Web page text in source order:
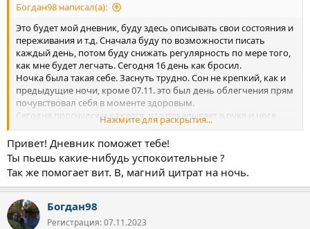
Богдан98 написал(а):
Это будет мой дневник, буду здесь описывать свои состояния и
переживания и т.д. Сначала буду по возможности писать
каждый день, потом буду снижать регулярность по мере того,
как мне будет легчать. Сегодня 16 день как бросил.
Ночка была такая себе. Заснуть трудно. Сон не крепкий, как и
предыдущие ночи, кроме 07.11. это был день облегчения прям
почувствовал себя в моменте здоровым.
Сегодня проснулся и кажется, что покалывает в руке и ноге,
лезут конченые мысли о инсульте, инфаркте и т.д. Сразу
напоминает вторую неделю, когда меня дико кошмарило и
были навязчивые страхи. Но уже явно не так как в те дни, но всё
равно это достаёт. Без этих идиотских паранойных мыслей
было-бы лучше.
Когда был в больнице, делали ЭКГ, давление меряли и через
стетоскоп слушали, сказали сердце отличное и все за**сь.
Надеюсь эта тревога снова отпадёт в течении дня.
Нажмите для раскрытия...
Привет! Дневник поможет тебе!
Ты пьешь какие-нибудь успокоительные ?
Так же помогает вит. B, магний цитрат на ночь.
Богдан98
Регистрация: 07.11.2023